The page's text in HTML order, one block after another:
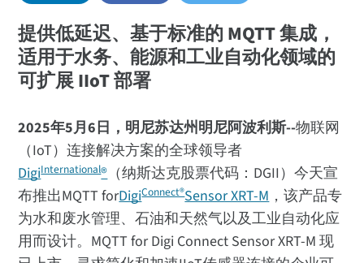
提供低延迟、基于标准的 MQTT 集成，
适用于水务、能源和工业自动化领域的
可扩展 IIoT 部署
2025年5月6日，明尼苏达州明尼阿波利斯--物联网
（IoT）连接解决方案的全球领导者
DigiInternational®（纳斯达克股票代码：DGII）今天宣
布推出MQTT forDigiConnect®Sensor XRT-M，该产品专
为水和废水管理、石油和天然气以及工业自动化应
用而设计。MQTT for Digi Connect Sensor XRT-M 现